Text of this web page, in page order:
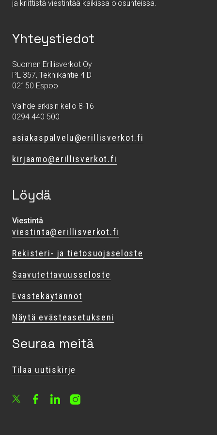
ja kriittistä viestintää kaikissa olosuhteissa.
Yhteystiedot
Suomen Erillisverkot Oy
PL 357, Tekniikantie 4 D
02150 Espoo
Vaihde arkisin kello 8-16
0294 440 500
asiakaspalvelu@erillisverkot.fi
kirjaamo@erillisverkot.fi
Löydä
Viestintä
viestinta@erillisverkot.fi
Rekisteri- ja tietosuojaseloste
Saavutettavuusseloste
Evästekäytännöt
Näytä evästeasetukseni
Seuraa meitä
Tilaa uutiskirje
FacebookLinkedInInstagram